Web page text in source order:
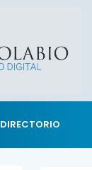
DIRECTORIO